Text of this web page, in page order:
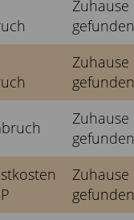
Zuhause
gefunden
Zuhause
gefunden
Zuhause
gefunden
Zuhause
gefunden